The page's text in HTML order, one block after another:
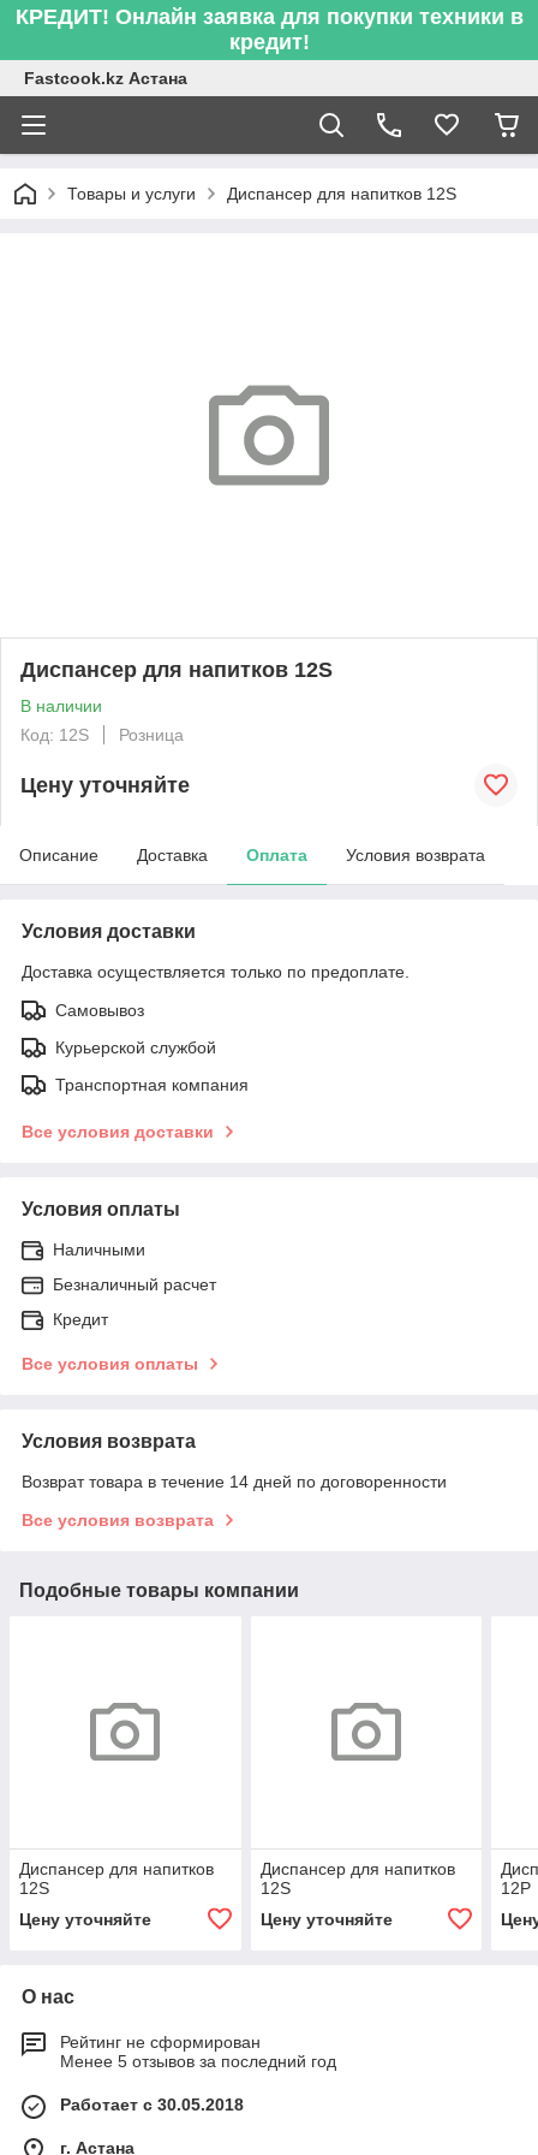
КРЕДИТ! Онлайн заявка для покупки техники в
кредит!
Fastcook.kz Астана
Товары и услуги Диспансер для напитков 12S
Диспансер для напитков 12S
В наличии
Код: 12S
Розница
Цену уточняйте
Описание Доставка Оплата Условия возврата
Условия доставки
Доставка осуществляется только по предоплате.
Самовывоз
Курьерской службой
Транспортная компания
Все условия доставки
Условия оплаты
Наличными
Безналичный расчет
Кредит
Все условия оплаты
Условия возврата
Возврат товара в течение 14 дней по договоренности
Все условия возврата
Подобные товары компании
Диспансер для напитков
12S
Цену уточняйте
Диспансер для напитков
12S
Цену уточняйте
12P
О нас
Рейтинг не сформирован
Менее 5 отзывов за последний год
Работает с 30.05.2018
г. Астана